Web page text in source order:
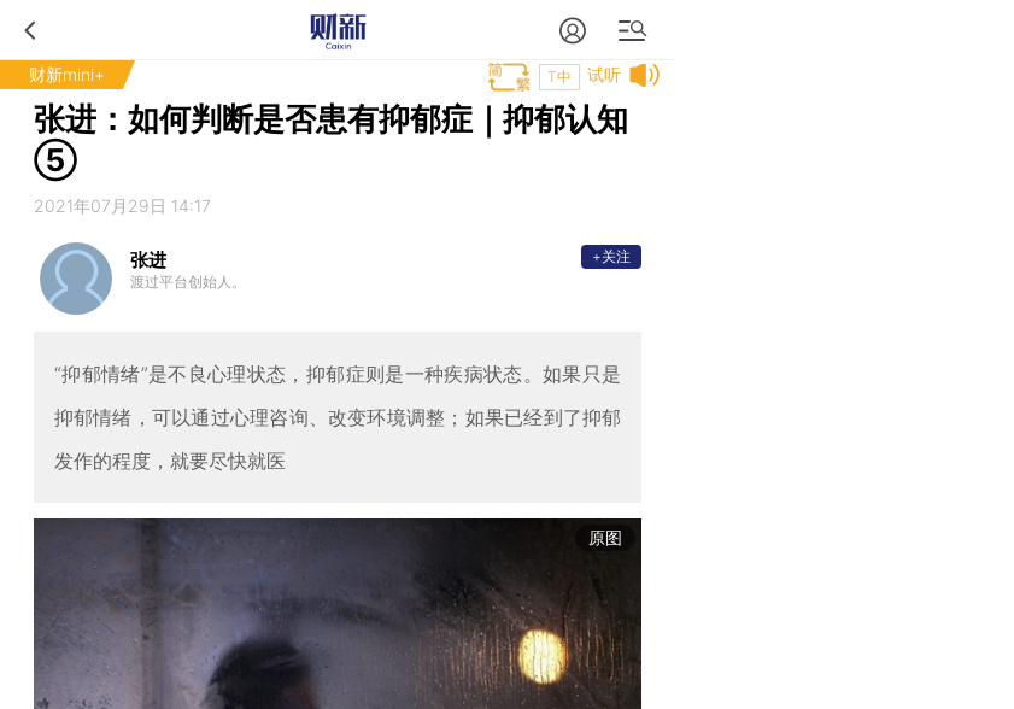
财新mini+ 试听
T中
张进：如何判断是否患有抑郁症｜抑郁认知
⑤
2021年07月29日 14:17
张进
渡过平台创始人。
+关注
“抑郁情绪”是不良心理状态，抑郁症则是一种疾病状态。如果只是
抑郁情绪，可以通过心理咨询、改变环境调整；如果已经到了抑郁
发作的程度，就要尽快就医
原图